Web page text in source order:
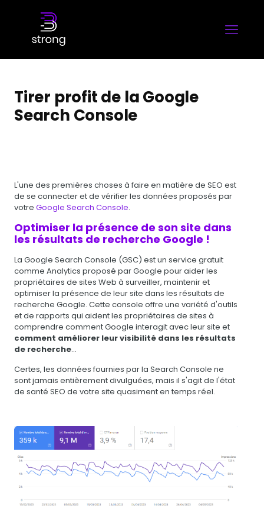
Tirer profit de la Google
Search Console
L'une des premières choses à faire en matière de SEO est
de se connecter et de vérifier les données proposés par
votre Google Search Console.
Optimiser la présence de son site dans
les résultats de recherche Google !
La Google Search Console (GSC) est un service gratuit
comme Analytics proposé par Google pour aider les
propriétaires de sites Web à surveiller, maintenir et
optimiser la présence de leur site dans les résultats de
recherche Google. Cette console offre une variété d'outils
et de rapports qui aident les propriétaires de sites à
comprendre comment Google interagit avec leur site et
comment améliorer leur visibilité dans les résultats
de recherche...
Certes, les données fournies par la Search Console ne
sont jamais entièrement divulguées, mais il s'agit de l'état
de santé SEO de votre site quasiment en temps réel.